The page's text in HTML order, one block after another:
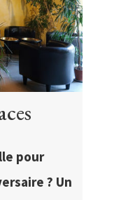
pour
? Un